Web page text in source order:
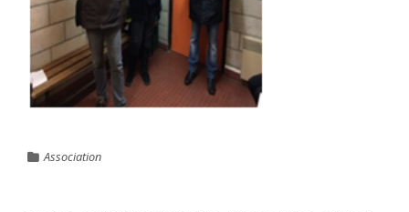
Association